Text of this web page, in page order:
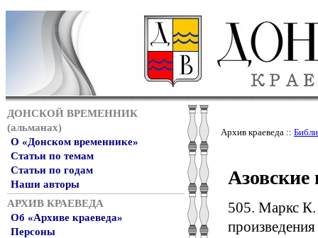
ДОНСКОЙ ВРЕМЕННИК
(альманах)
О «Донском временнике»
Статьи по темам
Статьи по годам
Наши авторы
АРХИВ КРАЕВЕДА
Об «Архиве краеведа»
Персоны
Архив краеведа ::
505. Маркс